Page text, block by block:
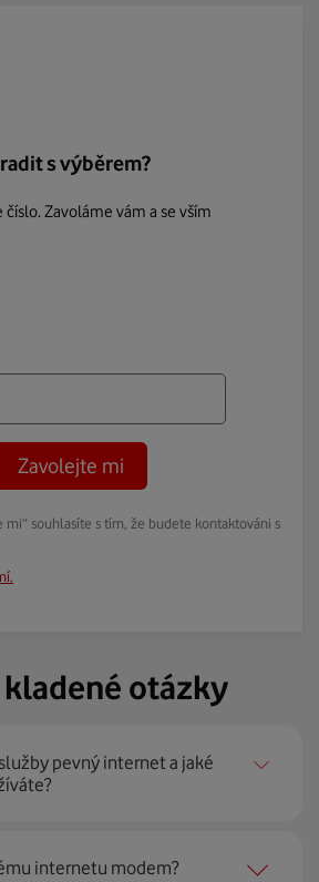
s výběrem?
Zavoláme vám a se vším
Zavolejte mi
souhlasíte s tím, že budete kontaktováni s
kladené otázky
pevný internet a jaké
nabídnout
internetu modem?